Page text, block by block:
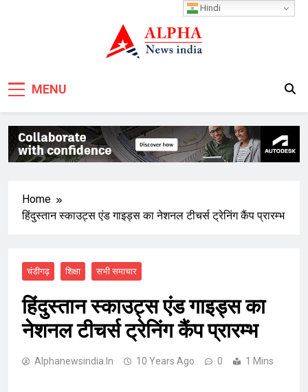
MENU
Home
हिंदुस्तान स्काउट्स एंड गाइड्स का नेशनल टीचर्स ट्रेनिंग कैंप प्रारम्भ
चंडीगढ़ शिक्षा सभी समाचार
हिंदुस्तान स्काउट्स एंड गाइड्स का
नेशनल टीचर्स ट्रेनिंग कैंप प्रारम्भ
Alphanewsindia.in 10 Years Ago 0 1 Mins
Hindi